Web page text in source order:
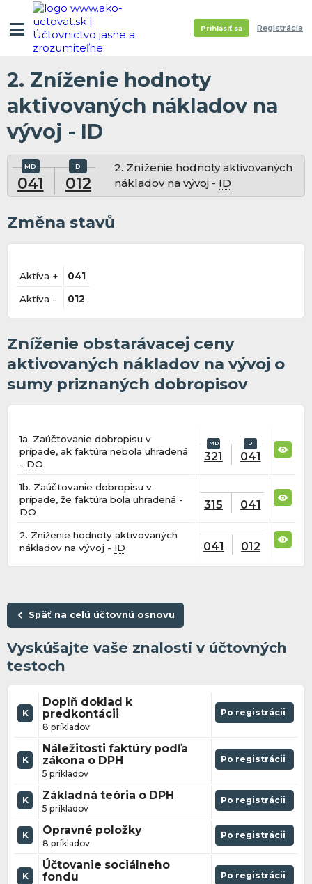
Prihlásiť sa Registrácia
2. Zníženie hodnoty
aktivovaných nákladov na
vývoj - ID
041 012
2. Zníženie hodnoty aktivovaných
nákladov na vývoj - ID
Změna stavů
Aktíva + 041
Aktíva - 012
Zníženie obstarávacej ceny
aktivovaných nákladov na vývoj o
sumy priznaných dobropisov
1a. Zaúčtovanie dobropisu v
prípade, ak faktúra nebola uhradená
- DO
321 041
1b. Zaúčtovanie dobropisu v
prípade, že faktúra bola uhradená -
DO
315 041
2. Zníženie hodnoty aktivovaných
nákladov na vývoj - ID 041 012
Späť na celú účtovnú osnovu
Vyskúšajte vaše znalosti v účtovných
testoch
K
Doplň doklad k
predkontácii
8 príkladov
Po registrácii
K
Náležitosti faktúry podľa
zákona o DPH
5 príkladov
Po registrácii
K Základná teória o DPH
5 príkladov
Po registrácii
K Opravné položky
8 príkladov
Po registrácii
K
Účtovanie sociálneho
fondu
Po registrácii